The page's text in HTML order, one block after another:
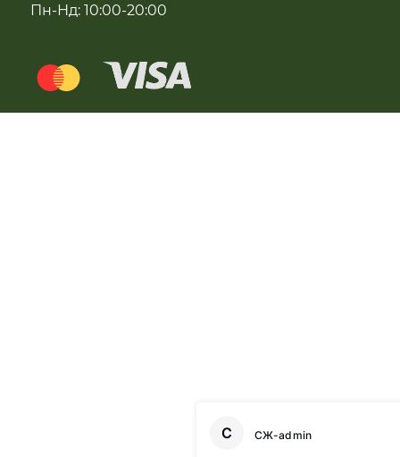
Пн-Нд: 10:00-20:00